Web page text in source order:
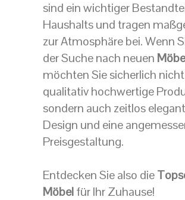
sind ein wichtiger
Haushalts und tragen
zur Atmosphäre bei. Wenn
der Suche nach neuen
möchten Sie sicherlich
qualitativ hochwertige
sondern auch zeitlos
Design und eine
Preisgestaltung.
Entdecken Sie also die
Möbelfür Ihr Zuhause!